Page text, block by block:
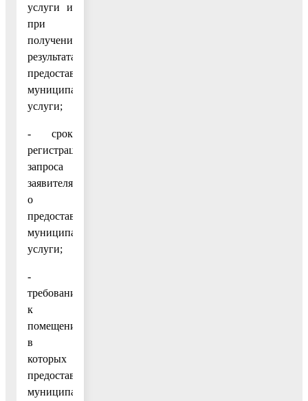
услуги и
при
получении
результата
предоставления
муниципальной
услуги;
- срок
регистрации
запроса
заявителя
о
предоставлении
муниципальной
услуги;
-
требования
к
помещениям,
в
которых
предоставляются
муниципальные